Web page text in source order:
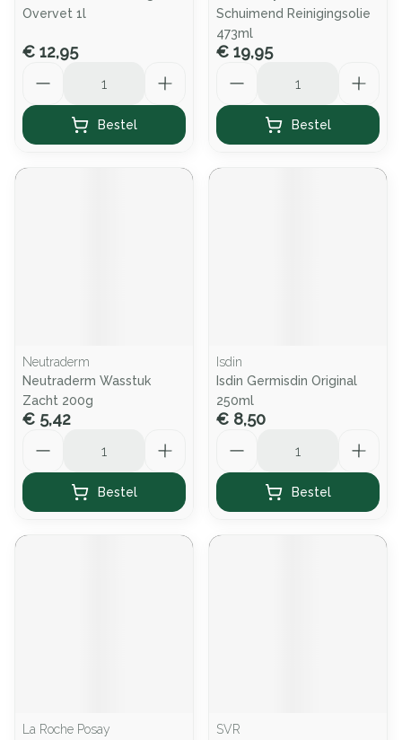
Overvet 1l
€ 12,95
Bestel
Schuimend Reinigingsolie
473ml
€ 19,95
Bestel
Neutraderm
Neutraderm Wasstuk
Zacht 200g
€ 5,42
Bestel
Isdin
Isdin Germisdin Original
250ml
€ 8,50
Bestel
La Roche Posay
SVR